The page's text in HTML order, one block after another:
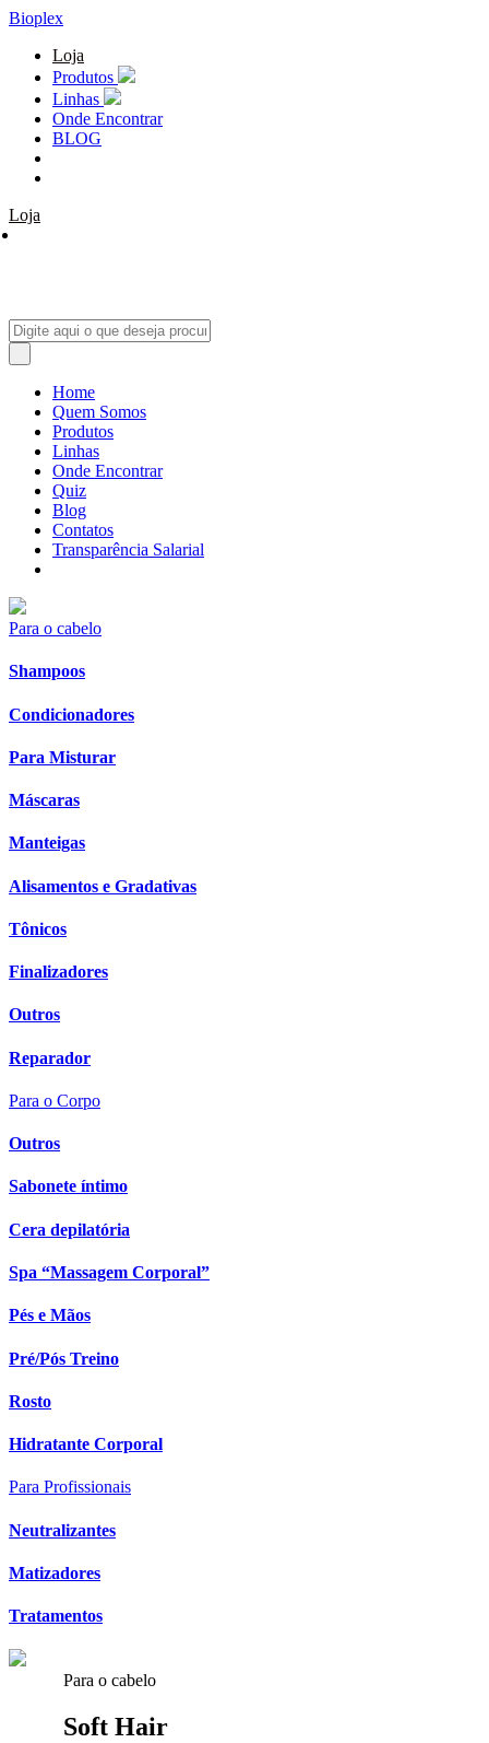
Bioplex
Loja
Produtos
Linhas
Onde Encontrar
BLOG
Loja
Home
Quem Somos
Produtos
Linhas
Onde Encontrar
Quiz
Blog
Contatos
Transparência Salarial
Para o cabelo
Shampoos
Condicionadores
Para Misturar
Máscaras
Manteigas
Alisamentos e Gradativas
Tônicos
Finalizadores
Outros
Reparador
Para o Corpo
Outros
Sabonete íntimo
Cera depilatória
Spa “Massagem Corporal”
Pés e Mãos
Pré/Pós Treino
Rosto
Hidratante Corporal
Para Profissionais
Neutralizantes
Matizadores
Tratamentos
Para o cabelo
Soft Hair